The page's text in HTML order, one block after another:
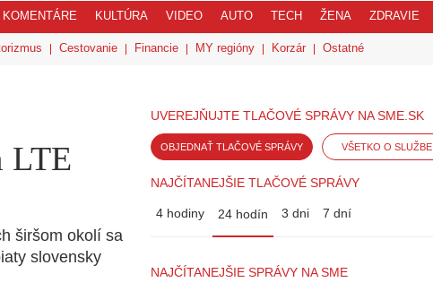
KOMENTÁRE KULTÚRA VIDEO AUTO TECH ŽENA ZDRAVIE
Cestovanie Financie MY regióny Korzár Ostatné
LTE
širšom okolí sa
slovensky
UVEREJŇUJTE TLAČOVÉ SPRÁVY NA SME.SK
OBJEDNAŤ TLAČOVÉ SPRÁVY VŠETKO O SLUŽBE
NAJČÍTANEJŠIE TLAČOVÉ SPRÁVY
4 hodiny 24 hodín 3 dni 7 dní
NAJČÍTANEJŠIE SPRÁVY NA SME